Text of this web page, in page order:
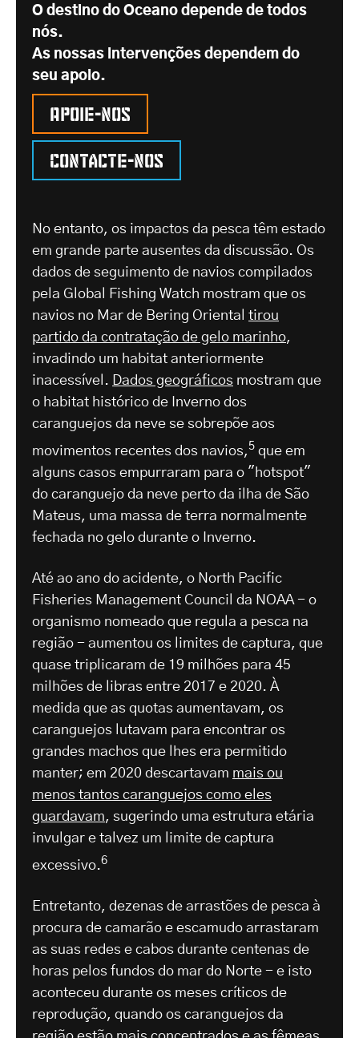
O destino do Oceano depende de todos
nós.
As nossas intervenções dependem do
seu apoio.
Apoie-nos
Contacte-nos
No entanto, os impactos da pesca têm estado
em grande parte ausentes da discussão. Os
dados de seguimento de navios compilados
pela Global Fishing Watch mostram que os
navios no Mar de Bering Oriental tirou
partido da contratação de gelo marinho,
invadindo um habitat anteriormente
inacessível. Dados geográficos mostram que
o habitat histórico de Inverno dos
caranguejos da neve se sobrepõe aos
movimentos recentes dos navios, 5 que em
alguns casos empurraram para o "hotspot"
do caranguejo da neve perto da ilha de São
Mateus, uma massa de terra normalmente
fechada no gelo durante o Inverno.
Até ao ano do acidente, o North Pacific
Fisheries Management Council da NOAA - o
organismo nomeado que regula a pesca na
região - aumentou os limites de captura, que
quase triplicaram de 19 milhões para 45
milhões de libras entre 2017 e 2020. À
medida que as quotas aumentavam, os
caranguejos lutavam para encontrar os
grandes machos que lhes era permitido
manter; em 2020 descartavam mais ou
menos tantos caranguejos como eles
guardavam, sugerindo uma estrutura etária
invulgar e talvez um limite de captura
excessivo.6
Entretanto, dezenas de arrastões de pesca à
procura de camarão e escamudo arrastaram
as suas redes e cabos durante centenas de
horas pelos fundos do mar do Norte - e isto
aconteceu durante os meses críticos de
reprodução, quando os caranguejos da